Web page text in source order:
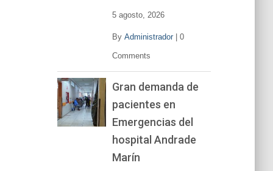
5 agosto, 2026
By Administrador| 0
Comments
Gran demanda de
pacientes en
Emergencias del
hospital Andrade
Marín